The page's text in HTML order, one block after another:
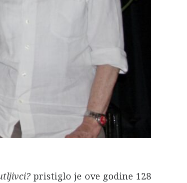
pristiglo je ove godine 128